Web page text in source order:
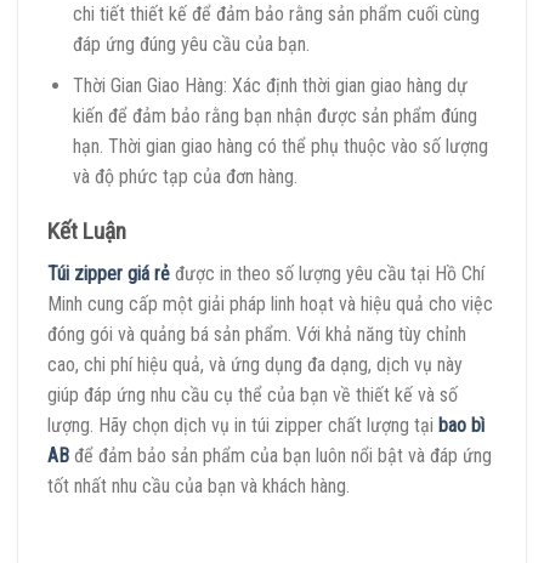
chi tiết thiết kế để đảm bảo rằng sản phẩm cuối cùng
đáp ứng đúng yêu cầu của bạn.
Thời Gian Giao Hàng: Xác định thời gian giao hàng dự
kiến để đảm bảo rằng bạn nhận được sản phẩm đúng
hạn. Thời gian giao hàng có thể phụ thuộc vào số lượng
và độ phức tạp của đơn hàng.
Kết Luận
Túi zipper giá rẻ được in theo số lượng yêu cầu tại Hồ Chí
Minh cung cấp một giải pháp linh hoạt và hiệu quả cho việc
đóng gói và quảng bá sản phẩm. Với khả năng tùy chỉnh
cao, chi phí hiệu quả, và ứng dụng đa dạng, dịch vụ này
giúp đáp ứng nhu cầu cụ thể của bạn về thiết kế và số
lượng. Hãy chọn dịch vụ in túi zipper chất lượng tại bao bì
AB để đảm bảo sản phẩm của bạn luôn nổi bật và đáp ứng
tốt nhất nhu cầu của bạn và khách hàng.